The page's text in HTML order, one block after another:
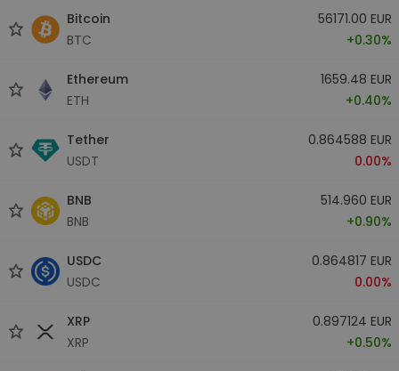
Bitcoin
BTC
56171.00 EUR
+0.30%
Ethereum
ETH
1659.48 EUR
+0.40%
Tether
USDT
0.864588 EUR
0.00%
BNB
BNB
514.960 EUR
+0.90%
USDC
USDC
0.864817 EUR
0.00%
XRP
XRP
0.897124 EUR
+0.50%